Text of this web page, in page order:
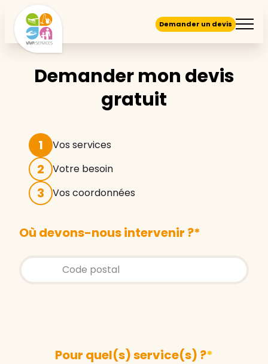
Demander un devis
Demander mon devis
gratuit
1 Vos services
2 Votre besoin
3 Vos coordonnées
Où devons-nous intervenir ?*
Store locator global - Autocompletion
Rechercher
Pour quel(s) service(s) ?*